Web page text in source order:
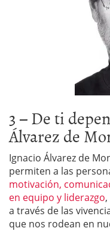
3 – De ti
Álvarez de
Ignacio Álvarez de
permiten a las
motivación,
en equipo y liderazgo
a través de las
que nos rodean en